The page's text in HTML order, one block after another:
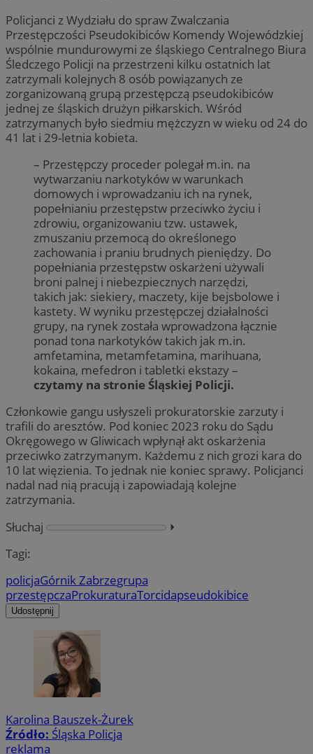
Policjanci z Wydziału do spraw Zwalczania
Przestępczości Pseudokibiców Komendy Wojewódzkiej
wspólnie mundurowymi ze śląskiego Centralnego Biura
Śledczego Policji na przestrzeni kilku ostatnich lat
zatrzymali kolejnych 8 osób powiązanych ze
zorganizowaną grupą przestępczą pseudokibiców
jednej ze śląskich drużyn piłkarskich. Wśród
zatrzymanych było siedmiu mężczyzn w wieku od 24 do
41 lat i 29-letnia kobieta.
– Przestępczy proceder polegał m.in. na
wytwarzaniu narkotyków w warunkach
domowych i wprowadzaniu ich na rynek,
popełnianiu przestępstw przeciwko życiu i
zdrowiu, organizowaniu tzw. ustawek,
zmuszaniu przemocą do określonego
zachowania i praniu brudnych pieniędzy. Do
popełniania przestępstw oskarżeni używali
broni palnej i niebezpiecznych narzędzi,
takich jak: siekiery, maczety, kije bejsbolowe i
kastety. W wyniku przestępczej działalności
grupy, na rynek została wprowadzona łącznie
ponad tona narkotyków takich jak m.in.
amfetamina, metamfetamina, marihuana,
kokaina, mefedron i tabletki ekstazy –
czytamy na stronie Śląskiej Policji.
Członkowie gangu usłyszeli prokuratorskie zarzuty i
trafili do aresztów. Pod koniec 2023 roku do Sądu
Okręgowego w Gliwicach wpłynął akt oskarżenia
przeciwko zatrzymanym. Każdemu z nich grozi kara do
10 lat więzienia. To jednak nie koniec sprawy. Policjanci
nadal nad nią pracują i zapowiadają kolejne
zatrzymania.
Słuchaj
⏵︎
Tagi:
policjaGórnik Zabrzegrupa
przestępczaProkuraturaTorcidapseudokibice
Udostępnij
Karolina Bauszek-Żurek
Źródło: Śląska Policja
reklama